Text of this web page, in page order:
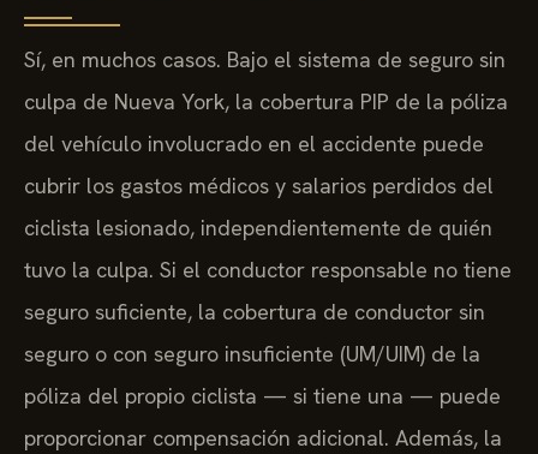
Sí, en muchos casos. Bajo el sistema de seguro sin
culpa de Nueva York, la cobertura PIP de la póliza
del vehículo involucrado en el accidente puede
cubrir los gastos médicos y salarios perdidos del
ciclista lesionado, independientemente de quién
tuvo la culpa. Si el conductor responsable no tiene
seguro suficiente, la cobertura de conductor sin
seguro o con seguro insuficiente (UM/UIM) de la
póliza del propio ciclista — si tiene una — puede
proporcionar compensación adicional. Además, la